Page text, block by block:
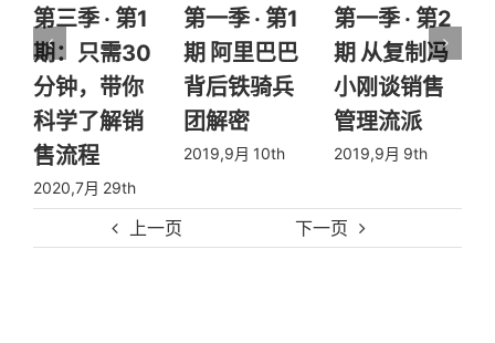
上一页 下一页
第三季 · 第1
期：只需30
分钟，带你
科学了解销
售流程
2020,7月 29th
第一季 · 第1
期 阿里巴巴
背后铁骑兵
团解密
2019,9月 10th
第一季 · 第2
期 从复制冯
小刚谈销售
管理流派
2019,9月 9th